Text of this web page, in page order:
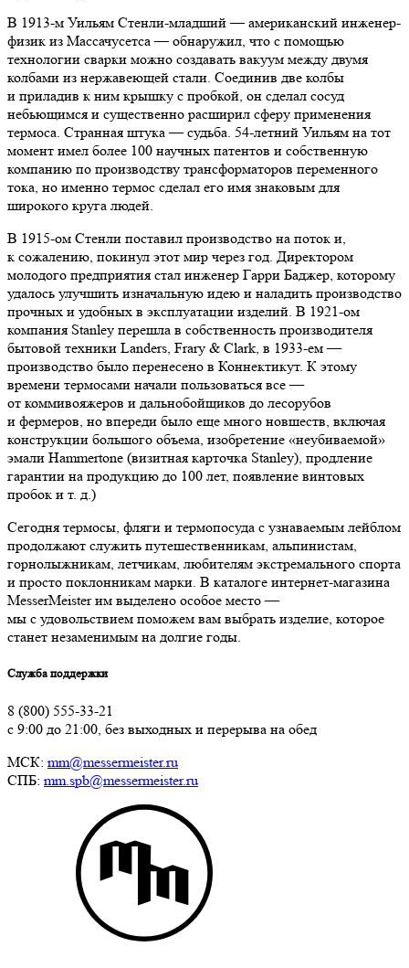
В 1913-м Уильям Стенли-младший — американский инженер-
физик из Массачусетса — обнаружил, что с помощью
технологии сварки можно создавать вакуум между двумя
колбами из нержавеющей стали. Соединив две колбы
и приладив к ним крышку с пробкой, он сделал сосуд
небьющимся и существенно расширил сферу применения
термоса. Странная штука — судьба. 54-летний Уильям на тот
момент имел более 100 научных патентов и собственную
компанию по производству трансформаторов переменного
тока, но именно термос сделал его имя знаковым для
широкого круга людей.
В 1915-ом Стенли поставил производство на поток и,
к сожалению, покинул этот мир через год. Директором
молодого предприятия стал инженер Гарри Баджер, которому
удалось улучшить изначальную идею и наладить производство
прочных и удобных в эксплуатации изделий. В 1921-ом
компания Stanley перешла в собственность производителя
бытовой техники Landers, Frary & Clark, в 1933-ем —
производство было перенесено в Коннектикут. К этому
времени термосами начали пользоваться все —
от коммивояжеров и дальнобойщиков до лесорубов
и фермеров, но впереди было еще много новшеств, включая
конструкции большого объема, изобретение «неубиваемой»
эмали Hammertone (визитная карточка Stanley), продление
гарантии на продукцию до 100 лет, появление винтовых
пробок и т. д.)
Сегодня термосы, фляги и термопосуда с узнаваемым лейблом
продолжают служить путешественникам, альпинистам,
горнолыжникам, летчикам, любителям экстремального спорта
и просто поклонникам марки. В каталоге интернет-магазина
MesserMeister им выделено особое место —
мы с удовольствием поможем вам выбрать изделие, которое
станет незаменимым на долгие годы.
Служба поддержки
8 (800) 555-33-21
с 9:00 до 21:00, без выходных и перерыва на обед
МСК: mm@messermeister.ru
СПБ: mm.spb@messermeister.ru